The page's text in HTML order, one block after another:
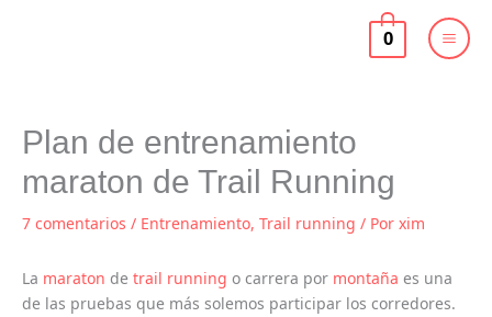
0
Plan de entrenamiento
maraton de Trail Running
7 comentarios / Entrenamiento, Trail running / Por xim
La maraton de trail running o carrera por montaña es una
de las pruebas que más solemos participar los corredores.